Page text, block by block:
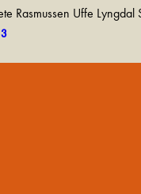
Rasmussen Uffe Lyngdal
3